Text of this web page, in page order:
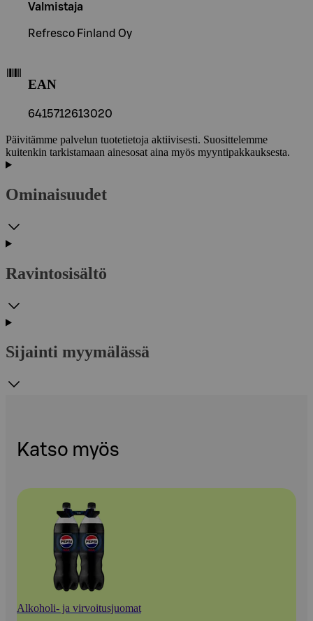
Valmistaja
Refresco Finland Oy
EAN
6415712613020
Päivitämme palvelun tuotetietoja aktiivisesti. Suosittelemme
kuitenkin tarkistamaan ainesosat aina myös myyntipakkauksesta.
Ominaisuudet
Ravintosisältö
Sijainti myymälässä
Katso myös
Alkoholi- ja virvoitusjuomat